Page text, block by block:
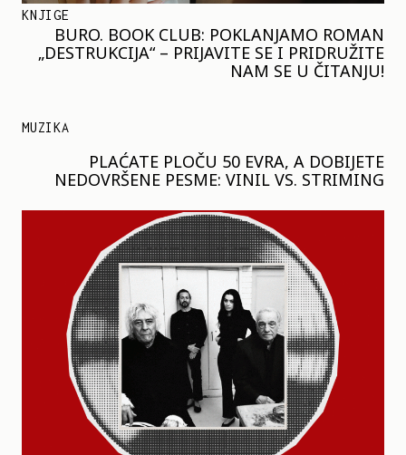
KNJIGE
BURO. BOOK CLUB: POKLANJAMO ROMAN
„DESTRUKCIJA“ – PRIJAVITE SE I PRIDRUŽITE
NAM SE U ČITANJU!
MUZIKA
PLAĆATE PLOČU 50 EVRA, A DOBIJETE
NEDOVRŠENE PESME: VINIL VS. STRIMING